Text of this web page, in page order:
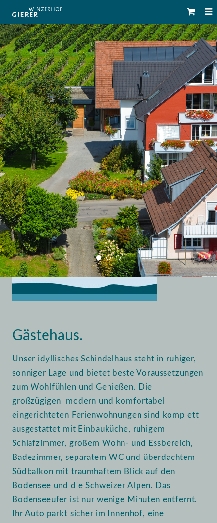
Gästehaus.
Unser idyllisches Schindelhaus steht in ruhiger,
sonniger Lage und bietet beste Voraussetzungen
zum Wohlfühlen und Genießen. Die
großzügigen, modern und komfortabel
eingerichteten Ferienwohnungen sind komplett
ausgestattet mit Einbauküche, ruhigem
Schlafzimmer, großem Wohn- und Essbereich,
Badezimmer, separatem WC und überdachtem
Südbalkon mit traumhaftem Blick auf den
Bodensee und die Schweizer Alpen. Das
Bodenseeufer ist nur wenige Minuten entfernt.
Ihr Auto parkt sicher im Innenhof, eine